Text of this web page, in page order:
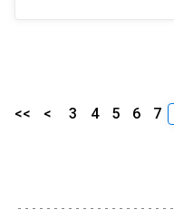
<< < 3 4 5 6 7